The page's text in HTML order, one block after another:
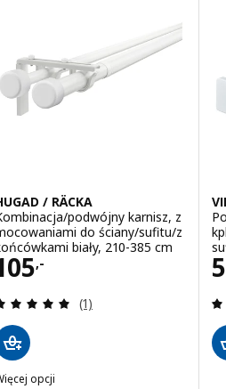
/ RÄCKA
podwójny karnisz, z
do ściany/sufitu/z
biały, 210-385 cm
,- 105,-
Recenzja: 5 z 5
(1)
opcji